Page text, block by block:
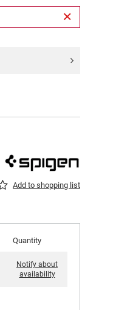
Add to shopping list
Quantity
Notify about
availability